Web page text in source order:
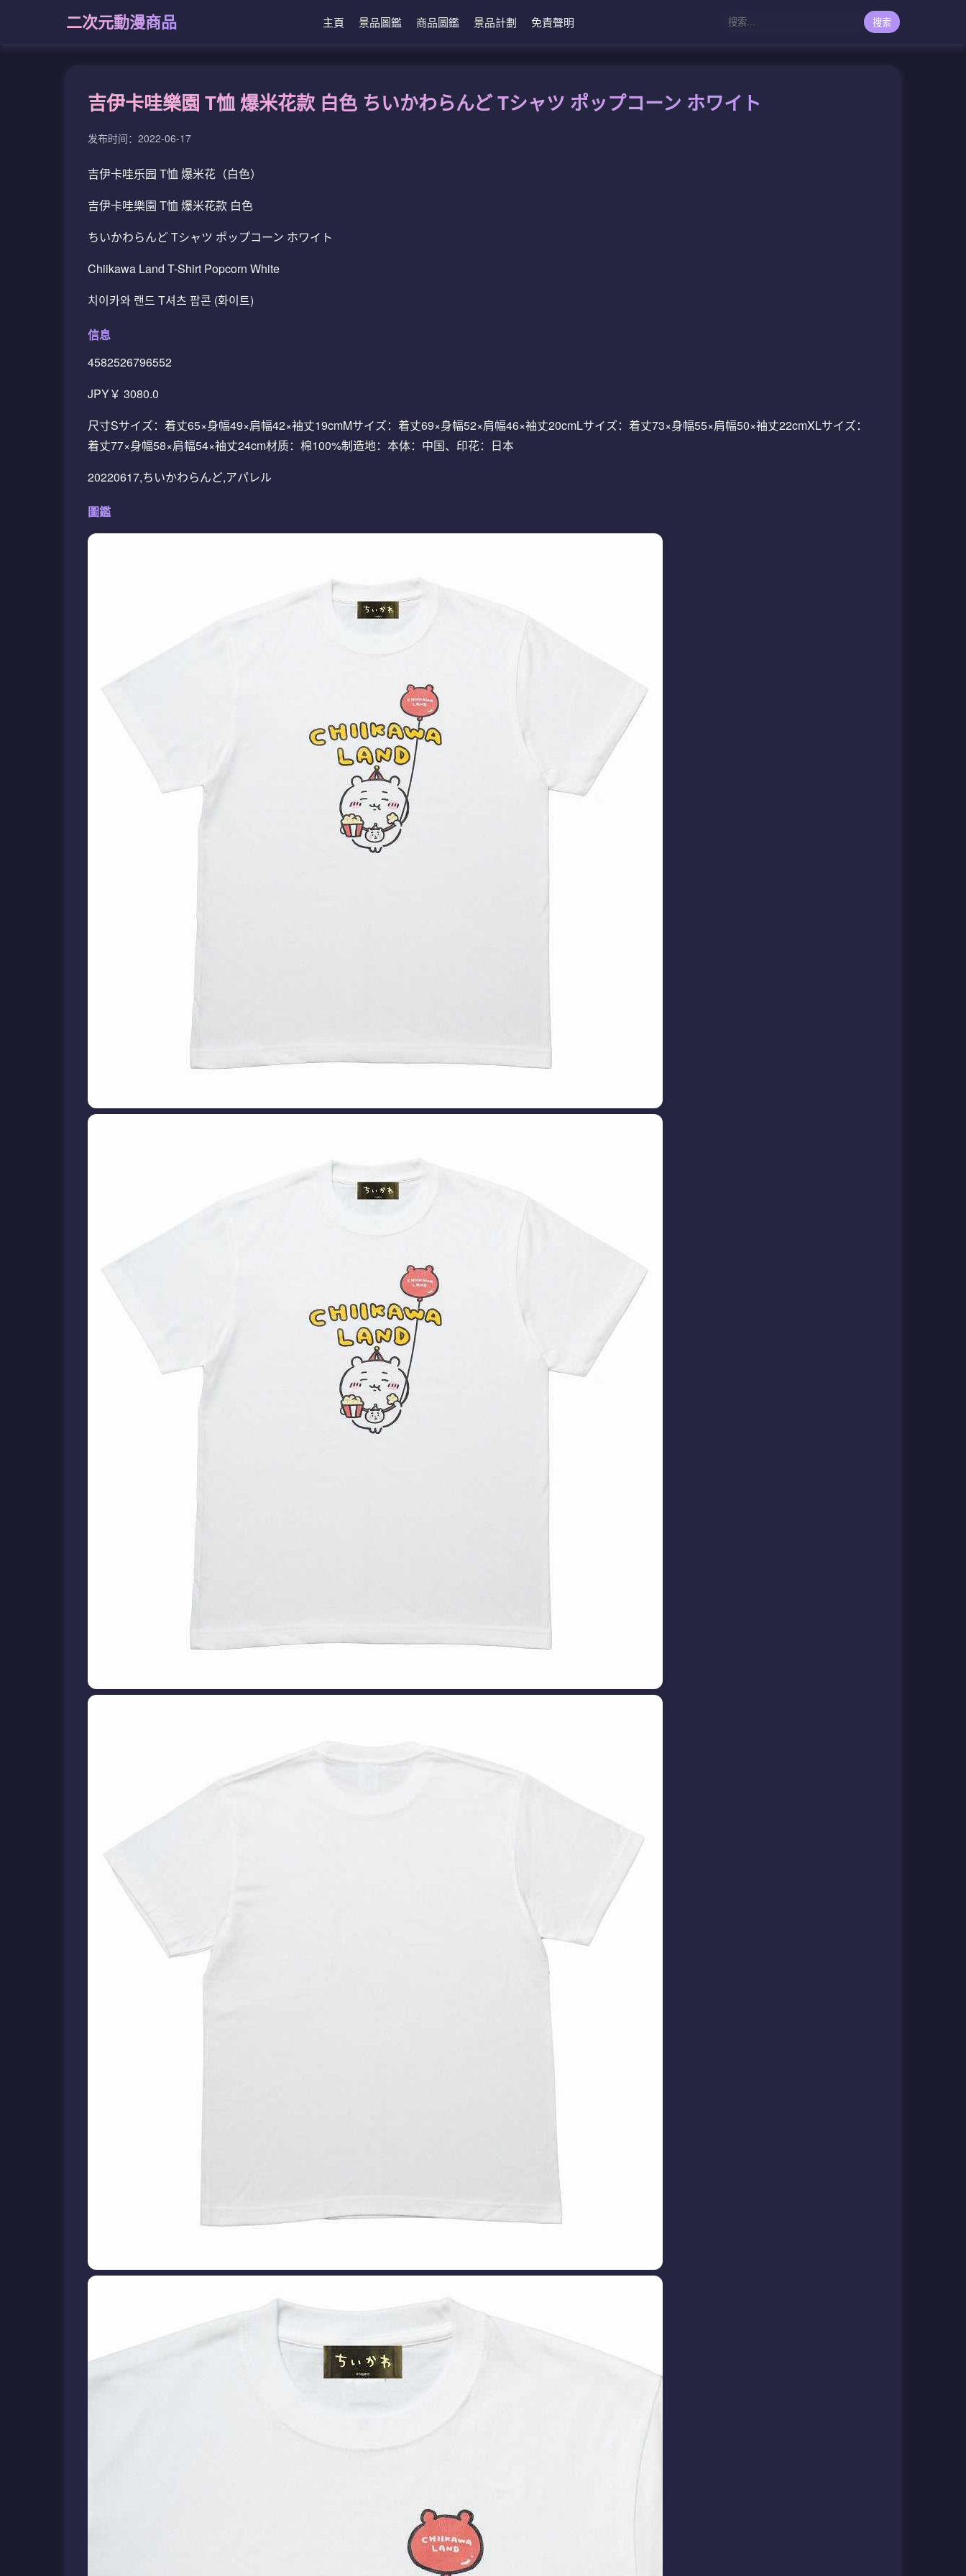
二次元動漫商品 主頁 景品圖鑑 商品圖鑑 景品計劃 免責聲明 搜索
吉伊卡哇樂園 T恤 爆米花款 白色 ちいかわらんど Tシャツ ポップコーン ホワイト
发布时间：2022-06-17
吉伊卡哇乐园 T恤 爆米花（白色）
吉伊卡哇樂園 T恤 爆米花款 白色
ちいかわらんど Tシャツ ポップコーン ホワイト
Chiikawa Land T-Shirt Popcorn White
치이카와 랜드 T셔츠 팝콘 (화이트)
信息
4582526796552
JPY￥ 3080.0
尺寸Sサイズ：着丈65×身幅49×肩幅42×袖丈19cmMサイズ：着丈69×身幅52×肩幅46×袖丈20cmLサイズ：着丈73×身幅55×肩幅50×袖丈22cmXLサイズ：
着丈77×身幅58×肩幅54×袖丈24cm材质：棉100%制造地：本体：中国、印花：日本
20220617,ちいかわらんど,アパレル
圖鑑